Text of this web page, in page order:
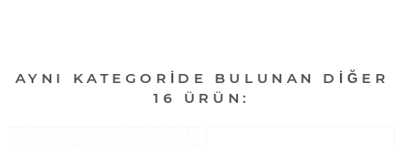
AYNI KATEGORIDE BULUNAN DIĞER
16 ÜRÜN: